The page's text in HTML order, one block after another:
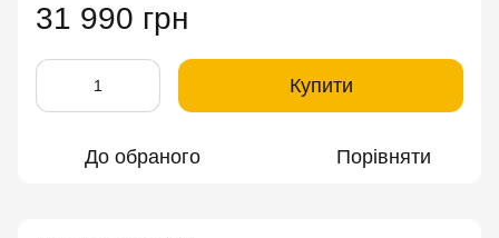
31 990 грн
Купити
До обраного Порівняти